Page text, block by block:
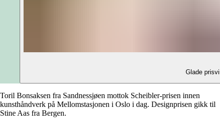
Glade
Toril Bonsaksen fra Sandnessjøen mottok Scheibler-prisen innen
kunsthåndverk på Mellomstasjonen i Oslo i dag. Designprisen gikk til
Stine Aas fra Bergen.